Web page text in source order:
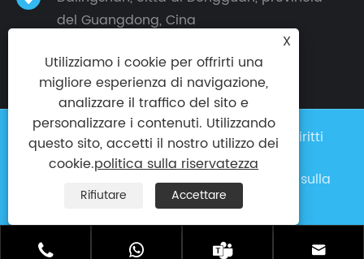
del Guangdong, Cina
Copyright © 2024 Taike Factory Tutti i diritti
riservati
RSS | XML |
politica sulla
riservatezza |
   
X
Utilizziamo i cookie per offrirti una
migliore esperienza di navigazione,
analizzare il traffico del sito e
personalizzare i contenuti. Utilizzando
questo sito, accetti il ​​nostro utilizzo dei
cookie.politica sulla riservatezza
Rifiutare Accettare